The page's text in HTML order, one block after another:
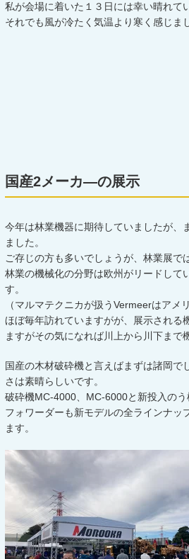
私が会場に着いた１３日には幸い晴れて
それでも風が冷たく気温より寒く感じま
国産2メーカ―の展示
今年は林業機器に期待していましたが、
ました。
ご存じの方も多いでしょうが、林業展で
林業の機械化の分野は欧州がリードして
す。
（マルマテクニカが扱うVermeerはアメ
ほぼ毎年訪れていますがが、展示される
ますがその気になれば川上から川下まで
国産の木材破砕機と言えばまずは諸岡
さは素晴らしいです。
破砕機MC-4000、MC-6000と新投入の
フォワーダーも新モデルの全ラインナッ
ます。